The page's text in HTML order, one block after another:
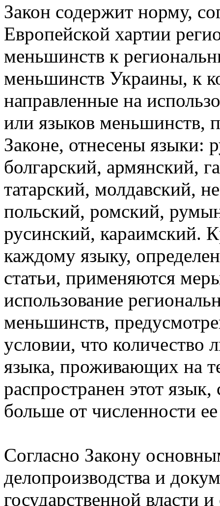
Закон содержит норму,
Европейской хартии
меньшинств к
меньшинств Украины, к
направленные на
или языков меньшинств,
Законе, отнесены языки:
болгарский, армянский,
татарский, молдавский,
польский, ромский,
русинский, караимский.
каждому языку,
статьи, применяются
использование
меньшинств,
условии, что количество
языка, проживающих на
распространен этот
больше от численности
Согласно Закону
делопроизводства и
государственной власти